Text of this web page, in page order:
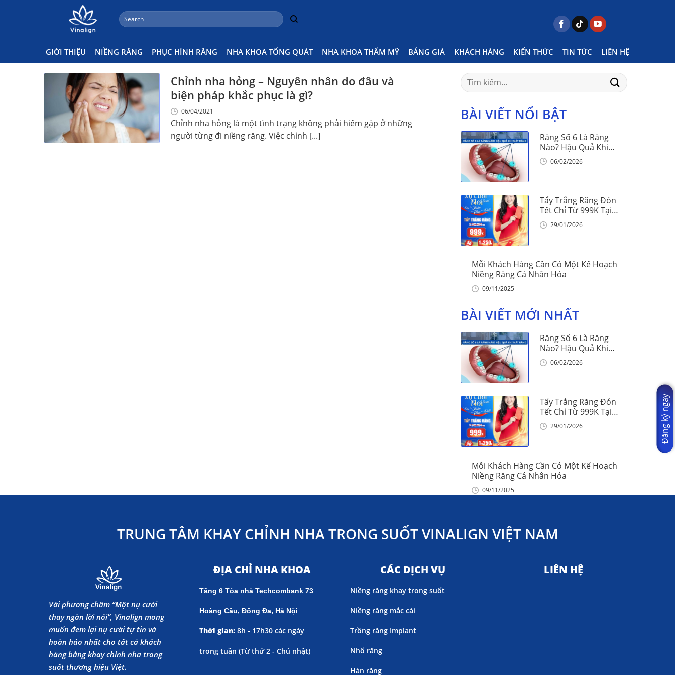
Search
for:
GIỚI THIỆU NIỀNG RĂNG PHỤC HÌNH RĂNG NHA KHOA TỔNG QUÁT NHA KHOA THẨM MỸ BẢNG GIÁ KHÁCH HÀNG KIẾN THỨC TIN TỨC LIÊN HỆ
Nguyên Nhân Chỉnh Nha Hỏng Posts tagged "nguyên nhân chỉnh nha hỏng"
Chỉnh nha hỏng – Nguyên nhân do đâu và
biện pháp khắc phục là gì?
06/04/2021
Chỉnh nha hỏng là một tình trạng không phải hiếm gặp ở những
người từng đi niềng răng. Việc chỉnh [...]
Search
for:
BÀI VIẾT NỔI BẬT
Răng Số 6 Là Răng
Nào? Hậu Quả Khi
Mất Răng Số 6
06/02/2026
Tẩy Trắng Răng Đón
Tết Chỉ Từ 999K Tại
Nha Khoa Vinalign
29/01/2026
Mỗi Khách Hàng Cần Có Một Kế Hoạch
Niềng Răng Cá Nhân Hóa
09/11/2025
BÀI VIẾT MỚI NHẤT
Răng Số 6 Là Răng
Nào? Hậu Quả Khi
Mất Răng Số 6
06/02/2026
Tẩy Trắng Răng Đón
Tết Chỉ Từ 999K Tại
Nha Khoa Vinalign
29/01/2026
Mỗi Khách Hàng Cần Có Một Kế Hoạch
Niềng Răng Cá Nhân Hóa
09/11/2025
TRUNG TÂM KHAY CHỈNH NHA TRONG SUỐT VINALIGN VIỆT NAM
Với phương châm “Một nụ cười
thay ngàn lời nói”, Vinalign mong
muốn đem lại nụ cười tự tin và
hoàn hảo nhất cho tất cả khách
hàng bằng khay chỉnh nha trong
suốt thương hiệu Việt.
ĐỊA CHỈ NHA KHOA
Tầng 6 Tòa nhà Techcombank 73
Hoàng Cầu, Đống Đa, Hà Nội
Thời gian: 8h - 17h30 các ngày
trong tuần (Từ thứ 2 - Chủ nhật)
CÁC DỊCH VỤ
Niềng răng khay trong suốt
Niềng răng mắc cài
Trồng răng Implant
Nhổ răng
Hàn răng
LIÊN HỆ
Đăng ký ngay